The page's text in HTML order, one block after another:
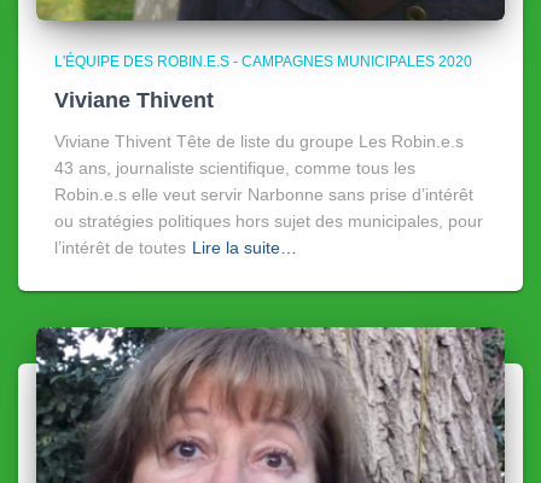
L'ÉQUIPE DES ROBIN.E.S - CAMPAGNES MUNICIPALES 2020
Viviane Thivent
Viviane Thivent Tête de liste du groupe Les Robin.e.s
43 ans, journaliste scientifique, comme tous les
Robin.e.s elle veut servir Narbonne sans prise d’intérêt
ou stratégies politiques hors sujet des municipales, pour
l’intérêt de toutes Lire la suite…